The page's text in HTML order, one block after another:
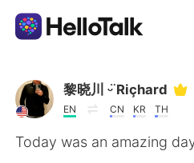
語言交換應用
AI Grammar Checker
黎晓川 ᵕ̈ Riçhard
EN CN KR TH
Today was an amazing